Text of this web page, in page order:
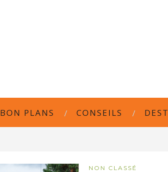
BON PLANS CONSEILS
NON CLASSÉ